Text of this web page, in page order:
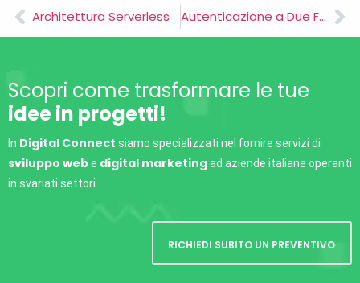
Architettura Serverless Autenticazione a Due Fattori
Scopri come trasformare le tue
idee in progetti!
In Digital Connect siamo specializzati nel fornire servizi di
sviluppo webe digital marketingad aziende italiane operanti
in svariati settori.
RICHIEDI SUBITO UN PREVENTIVO